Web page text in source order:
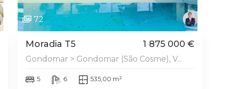
72
Moradia T5 1 875 000 €
Gondomar > Gondomar (São Cosme), V...
5 6 535,00 m²